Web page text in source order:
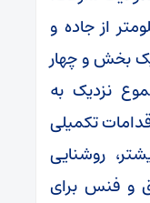
از جاده و
بخش و چهار
نزدیک به
تکمیلی
روشنایی
و فنس برای